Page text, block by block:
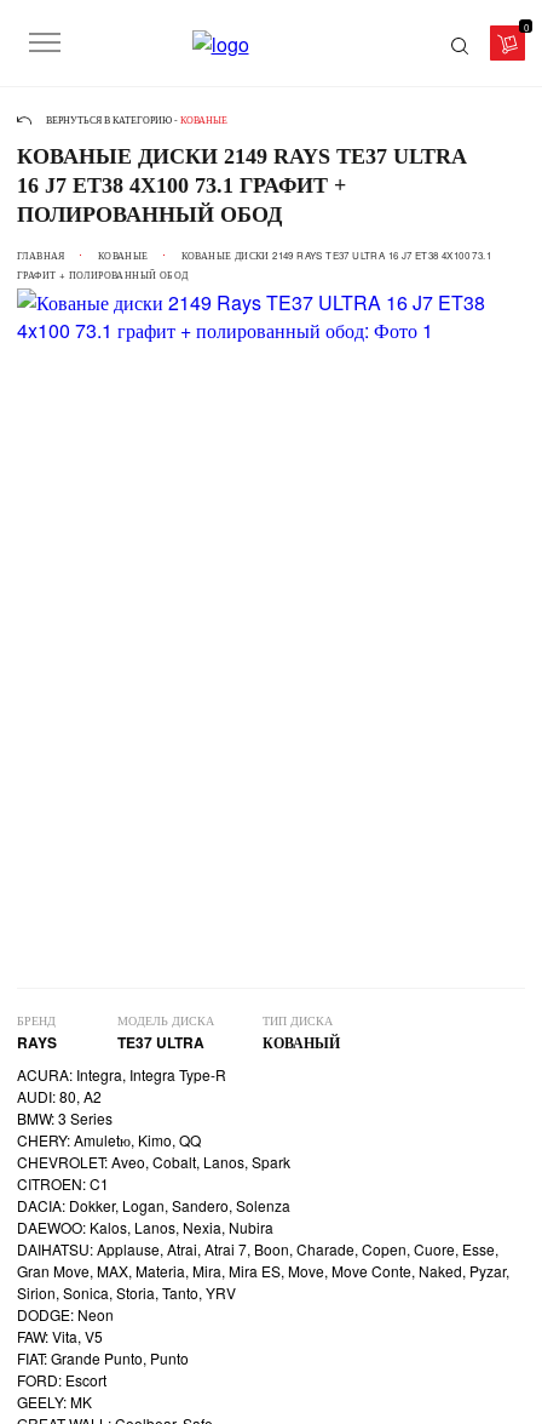
0
ВЕРНУТЬСЯ В КАТЕГОРИЮ - КОВАНЫЕ
КОВАНЫЕ ДИСКИ 2149 RAYS TE37 ULTRA
16 J7 ET38 4X100 73.1 ГРАФИТ +
ПОЛИРОВАННЫЙ ОБОД
ГЛАВНАЯ КОВАНЫЕ
КОВАНЫЕ ДИСКИ 2149 RAYS TE37 ULTRA 16 J7 ET38 4X100 73.1
ГРАФИТ + ПОЛИРОВАННЫЙ ОБОД
БРЕНД
RAYS
МОДЕЛЬ ДИСКА
TE37 ULTRA
ТИП ДИСКА
КОВАНЫЙ
ACURA: Integra, Integra Type-R
AUDI: 80, A2
BMW: 3 Series
CHERY: Amuletю, Kimo, QQ
CHEVROLET: Aveo, Cobalt, Lanos, Spark
CITROEN: C1
DACIA: Dokker, Logan, Sandero, Solenza
DAEWOO: Kalos, Lanos, Nexia, Nubira
DAIHATSU: Applause, Atrai, Atrai 7, Boon, Charade, Copen, Cuore, Esse,
Gran Move, MAX, Materia, Mira, Mira ES, Move, Move Conte, Naked, Pyzar,
Sirion, Sonica, Storia, Tanto, YRV
DODGE: Neon
FAW: Vita, V5
FIAT: Grande Punto, Punto
FORD: Escort
GEELY: MK